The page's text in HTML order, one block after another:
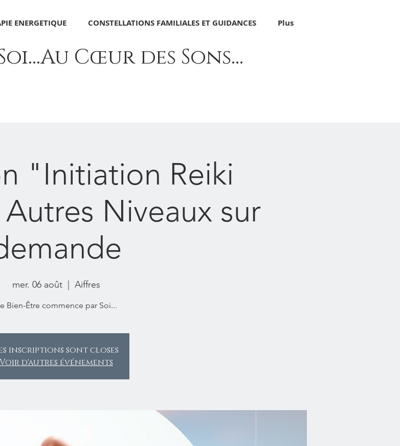
ENERGETIQUE CONSTELLATIONS FAMILIALES ET GUIDANCES Plus
Cœur des Sons...
"Initiation Reiki
Niveaux sur
mer. 06 août Aiffres
Bien-Être commence par Soi...
inscriptions sont closes
Voir d'autres événements